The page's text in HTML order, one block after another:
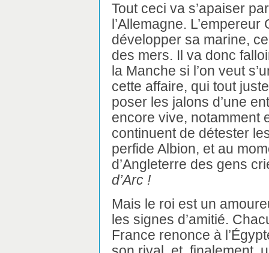
Tout ceci va s’apaiser
l’Allemagne.
développer sa marine,
des mers. Il va donc
la Manche si l’on veut
cette affaire, qui tout
poser les jalons d’une
encore vive, notamment
continuent de détester
perfide Albion, et au
d’Angleterre des gens
d’Arc !
Mais le roi est un
les signes d’amitié.
France renonce à